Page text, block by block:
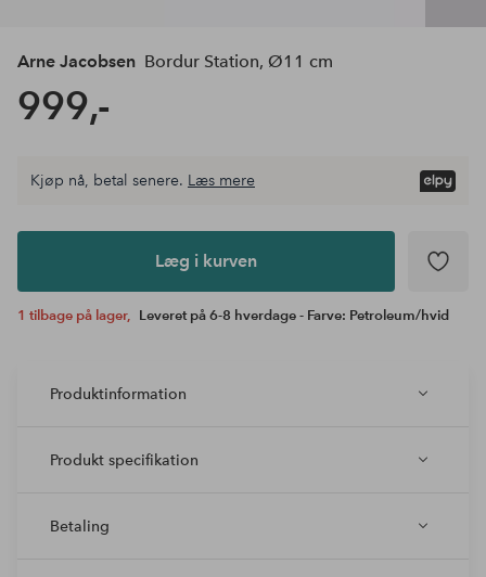
Arne Jacobsen Bordur Station, Ø11 cm
999,-
Læg i
Kjøp nå, betal senere. Læs mere
Læg i kurven
1 tilbage på lager, Leveret på 6-8 hverdage - Farve: Petroleum/hvid
Produktinformation
Produkt specifikation
Betaling